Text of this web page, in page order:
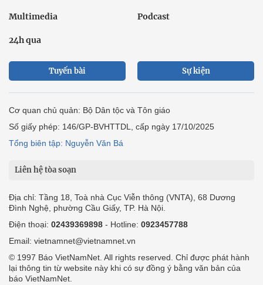
Multimedia Podcast
24h qua
Tuyến bài Sự kiện
Cơ quan chủ quản: Bộ Dân tộc và Tôn giáo
Số giấy phép: 146/GP-BVHTTDL, cấp ngày 17/10/2025
Tổng biên tập: Nguyễn Văn Bá
Liên hệ tòa soạn
Địa chỉ: Tầng 18, Toà nhà Cục Viễn thông (VNTA), 68 Dương
Đình Nghệ, phường Cầu Giấy, TP. Hà Nội.
Điện thoại: 02439369898 - Hotline: 0923457788
Email: vietnamnet@vietnamnet.vn
© 1997 Báo VietNamNet. All rights reserved. Chỉ được phát hành
lại thông tin từ website này khi có sự đồng ý bằng văn bản của
báo VietNamNet.